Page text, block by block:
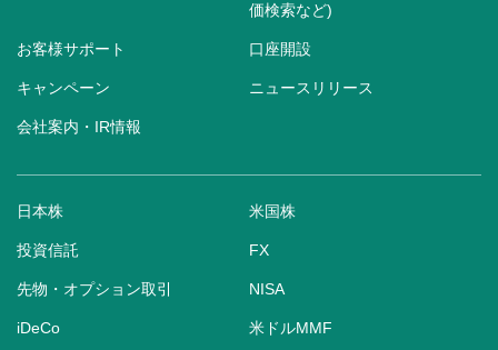
価検索など)
お客様サポート 口座開設
キャンペーン ニュースリリース
会社案内・IR情報
日本株 米国株
投資信託 FX
先物・オプション取引 NISA
iDeCo 米ドルMMF